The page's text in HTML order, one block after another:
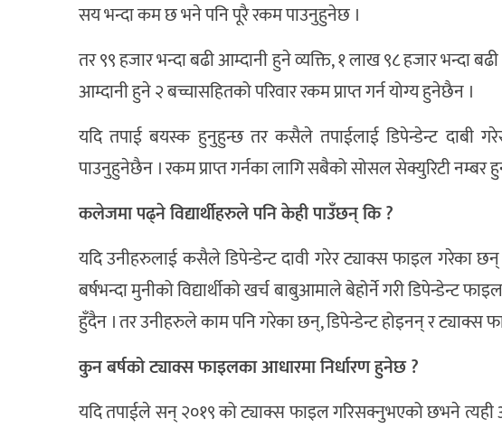
सय भन्दा कम छ भने पनि पूरै रकम पाउनुहुनेछ ।
तर ९९ हजार भन्दा बढी आम्दानी हुने व्यक्ति, १ लाख ९८ हजार भन्दा
आम्दानी हुने २ बच्चासहितको परिवार रकम प्राप्त गर्न योग्य हुनेछैन ।
यदि तपाई बयस्क हुनुहुन्छ तर कसैले तपाईलाई डिपेन्डेन्ट दाबी
पाउनुहुनेछैन । रकम प्राप्त गर्नका लागि सबैको सोसल सेक्युरिटी नम्बर
कलेजमा पढ्ने विद्यार्थीहरुले पनि केही पाउँछन् कि ?
यदि उनीहरुलाई कसैले डिपेन्डेन्ट दावी गरेर ट्याक्स फाइल गरेका
बर्षभन्दा मुनीको विद्यार्थीको खर्च बाबुआमाले बेहोर्ने गरी डिपेन्डेन्ट
हुँदैन । तर उनीहरुले काम पनि गरेका छन्, डिपेन्डेन्ट होइनन् र ट्याक्स
कुन बर्षको ट्याक्स फाइलका आधारमा निर्धारण हुनेछ ?
यदि तपाईले सन् २०१९ को ट्याक्स फाइल गरिसक्नुभएको छभने त्यही